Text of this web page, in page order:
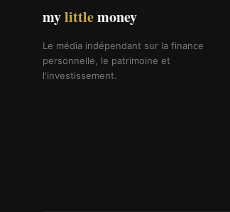
mylittlemoney
Le média indépendant sur la finance
personnelle, le patrimoine et
l'investissement.